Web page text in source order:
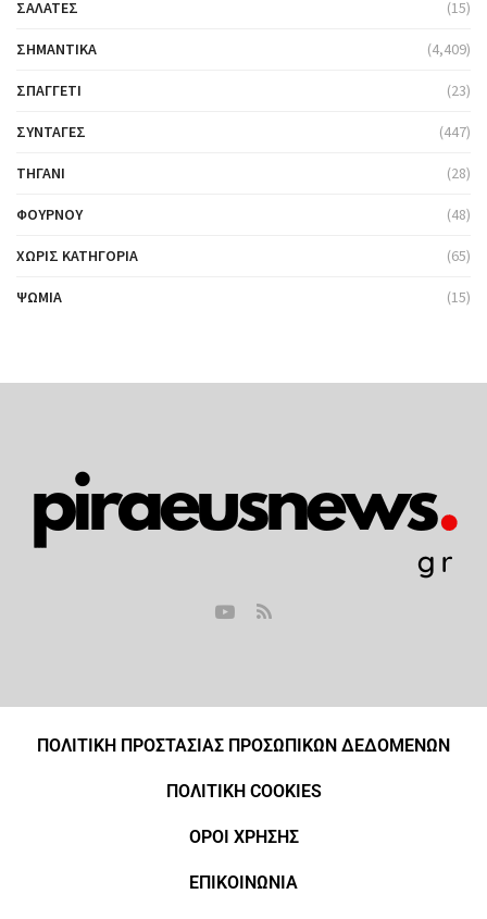
ΣΑΛΆΤΕΣ (15)
ΣΗΜΑΝΤΙΚΆ (4,409)
ΣΠΑΓΓΈΤΙ (23)
ΣΥΝΤΑΓΈΣ (447)
ΤΗΓΆΝΙ (28)
ΦΟΎΡΝΟΥ (48)
ΧΩΡΊΣ ΚΑΤΗΓΟΡΊΑ (65)
ΨΩΜΙΆ (15)
ΠΟΛΙΤΙΚΗ ΠΡΟΣΤΑΣΙΑΣ ΠΡΟΣΩΠΙΚΩΝ ΔΕΔΟΜΕΝΩΝ
ΠΟΛΙΤΙΚΗ COOKIES
ΟΡΟΙ ΧΡΗΣΗΣ
ΕΠΙΚΟΙΝΩΝΙΑ